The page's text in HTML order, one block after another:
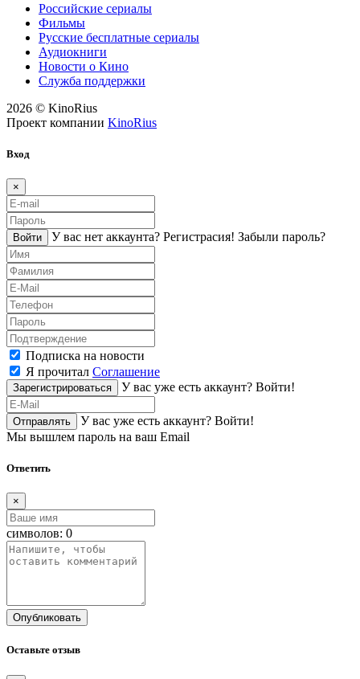
Российские сериалы
Фильмы
Русские бесплатные сериалы
Аудиокниги
Новости о Кино
Служба поддержки
2026 © KinoRius
Проект компании KinoRius
Вход
×
Войти У вас нет аккаунта? Регистраcия! Забыли пароль?
Подписка на новости
Я прочитал Соглашение
Зарегистрироваться У вас уже есть аккаунт? Войти!
Отправлять У вас уже есть аккаунт? Войти!
Мы вышлем пароль на ваш Email
Ответить
×
символов: 0
Опубликовать
Оставьте отзыв